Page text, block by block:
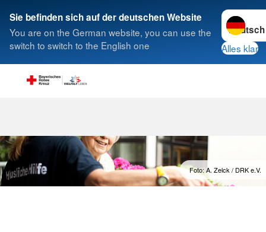
Sie befinden sich auf der deutschen Website
You are on the German website, you can use the
switch to switch to the English one
Sprache
Alles klar
Suche
Foto: A. Zelck / DRK e.V.